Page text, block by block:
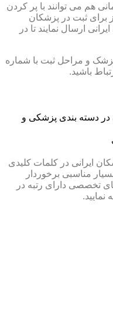
هم می توانند با پر کردن
برای ثبت در پزشکان
ارسال نمایند تا در
و مراحل ثبت با شماره
باشید.
در دسته بندی پزشکی و
ایرانی در کلمات کلیدی
مناسبی برخوردار
تخصصی دارای رتبه در
نمایید.